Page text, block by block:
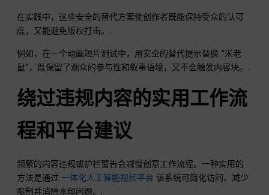
在实践中，这些安全的替代方案使创作者既能保持受众的认可
度，又能避免版权打击。.
例如，在一个动画短片测试中，用安全的替代提示替换 “米老
鼠”，既保留了观众的参与性和叙事语境，又不会触发内容块。.
绕过违规内容的实用工作流
程和平台建议
频繁的内容违规或护栏警告会减慢创意工作流程。一种实用的
方法是通过一体化人工智能视频平台 该系统可简化访问、减少
限制并消除水印问题。.